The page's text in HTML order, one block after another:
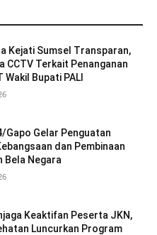
Kejati Sumsel Transparan,
CCTV Terkait Penanganan
Wakil Bupati PALI
Gapo Gelar Penguatan
dan Pembinaan
Bela Negara
Keaktifan Peserta JKN,
Luncurkan Program